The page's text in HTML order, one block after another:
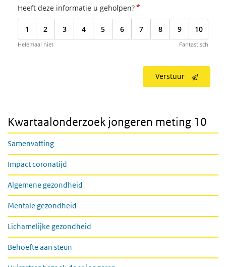
Heeft deze informatie u geholpen?*
1 2 3 4 5 6 7 8 9 10
Helemaal niet Fantastisch
Verstuur
Kwartaalonderzoek jongeren meting 10
Samenvatting
Impact coronatijd
Algemene gezondheid
Mentale gezondheid
Lichamelijke gezondheid
Behoefte aan steun